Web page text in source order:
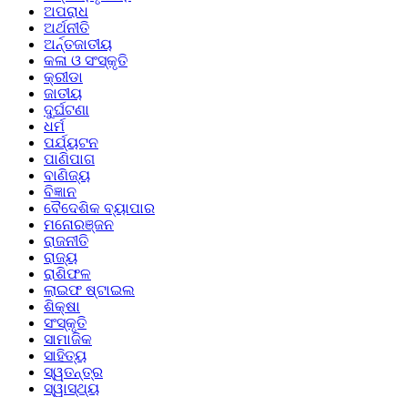
ଅପରାଧ
ଅର୍ଥନୀତି
ଅର୍ନ୍ତଜାତୀୟ
କଳା ଓ ସଂସ୍କୃତି
କ୍ରୀଡା
ଜାତୀୟ
ଦୁର୍ଘଟଣା
ଧର୍ମ
ପର୍ଯ୍ୟଟନ
ପାଣିପାଗ
ବାଣିଜ୍ୟ
ବିଜ୍ଞାନ
ବୈଦେଶିକ ବ୍ୟାପାର
ମନୋରଞ୍ଜନ
ରାଜନୀତି
ରାଜ୍ୟ
ରାଶିଫଳ
ଲାଇଫ ଷ୍ଟାଇଲ
ଶିକ୍ଷା
ସଂସ୍କୃତି
ସାମାଜିକ
ସାହିତ୍ୟ
ସ୍ୱତନ୍ତ୍ର
ସ୍ୱାସ୍ଥ୍ୟ